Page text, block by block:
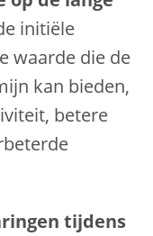
initiële
waarde die de
kan bieden,
betere
tijdens